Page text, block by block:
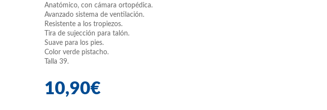
Anatómico, con cámara ortopédica.
Avanzado sistema de ventilación.
Resistente a los tropiezos.
Tira de sujección para talón.
Suave para los pies.
Color verde pistacho.
Talla 39.
10,90€